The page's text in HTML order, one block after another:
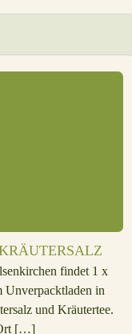
findet 1 x
Unverpacktladen in
und Kräutertee.
[…]